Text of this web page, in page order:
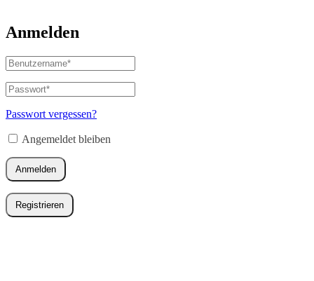
Anmelden
Benutzername
oder
E-
Mail-
Adresse*
Passwort*
Erforderlich
Passwort vergessen?
Angemeldet bleiben
Anmelden
Registrieren